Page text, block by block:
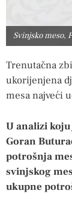
Svinjsko meso,
Trenutačna
ukorijenjena
mesa najveći
U analizi
Goran
potrošnja
svinjskog
ukupne